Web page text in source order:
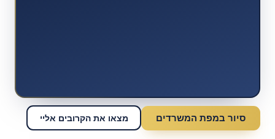
סיור במפת המשרדים מצאו את הקרובים אליי